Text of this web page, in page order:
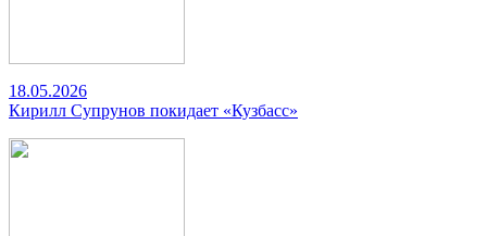
18.05.2026
Кирилл Супрунов покидает «Кузбасс»